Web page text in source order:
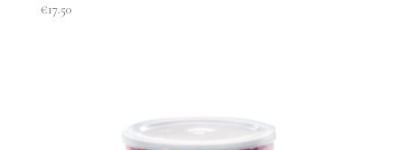
€17.50